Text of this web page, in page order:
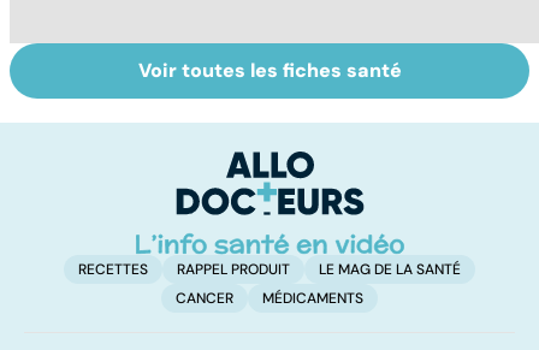
Tout savoir sur
les infections
Inflammation des
amygdales : que
d'angine ?
Voir toutes les fiches santé
RECETTES RAPPEL PRODUIT
LE MAG DE LA SANTÉ
CANCER
MÉDICAMENTS